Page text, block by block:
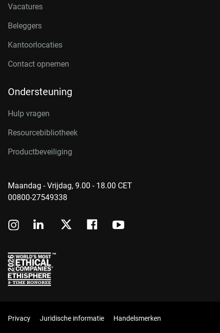
Vacatures
Beleggers
Kantoorlocaties
Contact opnemen
Ondersteuning
Hulp vragen
Resourcebibliotheek
Productbeveiliging
Maandag - Vrijdag, 9.00 - 18.00 CET
00800-27549338
Privacy Juridische informatie Handelsmerken